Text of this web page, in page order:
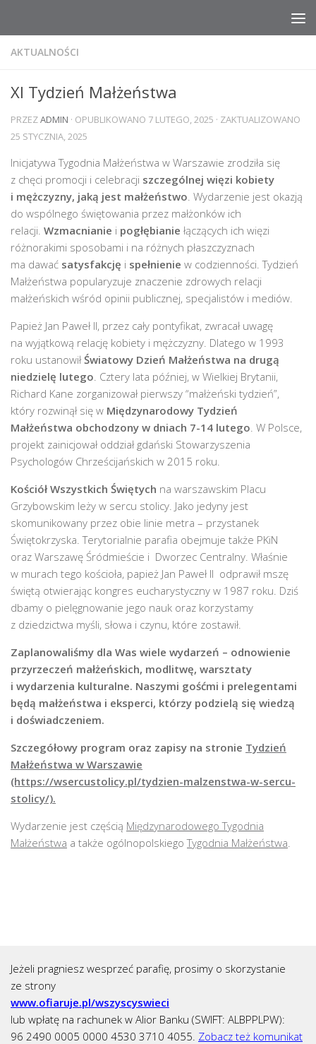
AKTUALNOŚCI
XI Tydzień Małżeństwa
PRZEZADMIN · OPUBLIKOWANO 7 LUTEGO, 2025 · ZAKTUALIZOWANO
25 STYCZNIA, 2025
Inicjatywa Tygodnia Małżeństwa w Warszawie zrodziła się
z chęci promocji i celebracji szczególnej więzi kobiety
i mężczyzny, jaką jest małżeństwo. Wydarzenie jest okazją
do wspólnego świętowania przez małżonków ich
relacji. Wzmacnianie i pogłębianie łączących ich więzi
różnorakimi sposobami i na różnych płaszczyznach
ma dawać satysfakcję i spełnienie w codzienności. Tydzień
Małżeństwa popularyzuje znaczenie zdrowych relacji
małżeńskich wśród opinii publicznej, specjalistów i mediów.
Papież Jan Paweł II, przez cały pontyfikat, zwracał uwagę
na wyjątkową relację kobiety i mężczyzny. Dlatego w 1993
roku ustanowiłŚwiatowy Dzień Małżeństwa na drugą
niedzielę lutego. Cztery lata później, w Wielkiej Brytanii,
Richard Kane zorganizował pierwszy “małżeński tydzień”,
który rozwinął się w Międzynarodowy Tydzień
Małżeństwa obchodzony w dniach 7-14 lutego. W Polsce,
projekt zainicjował oddział gdański Stowarzyszenia
Psychologów Chrześcijańskich w 2015 roku.
Kościół Wszystkich Świętych na warszawskim Placu
Grzybowskim leży w sercu stolicy. Jako jedyny jest
skomunikowany przez obie linie metra – przystanek
Świętokrzyska. Terytorialnie parafia obejmuje także PKiN
oraz Warszawę Śródmieście i Dworzec Centralny. Właśnie
w murach tego kościoła, papież Jan Paweł II odprawił mszę
świętą otwierając kongres eucharystyczny w 1987 roku. Dziś
dbamy o pielęgnowanie jego nauk oraz korzystamy
z dziedzictwa myśli, słowa i czynu, które zostawił.
Zaplanowaliśmy dla Was wiele wydarzeń – odnowienie
przyrzeczeń małżeńskich, modlitwę, warsztaty
i wydarzenia kulturalne. Naszymi gośćmi i prelegentami
będą małżeństwa i eksperci, którzy podzielą się wiedzą
i doświadczeniem.
Szczegółowy program oraz zapisy na stronie Tydzień
Małżeństwa w Warszawie
(https://wsercustolicy.pl/tydzien-malzenstwa-w-sercu-
stolicy/).
Wydarzenie jest częścią Międzynarodowego Tygodnia
Małżeństwa a także ogólnopolskiegoTygodnia Małżeństwa.
Jeżeli pragniesz wesprzeć parafię, prosimy o skorzystanie
ze strony
www.ofiaruje.pl/wszyscyswieci
lub wpłatę na rachunek w Alior Banku (SWIFT: ALBPPLPW):
96 2490 0005 0000 4530 3710 4055. Zobacz też komunikat